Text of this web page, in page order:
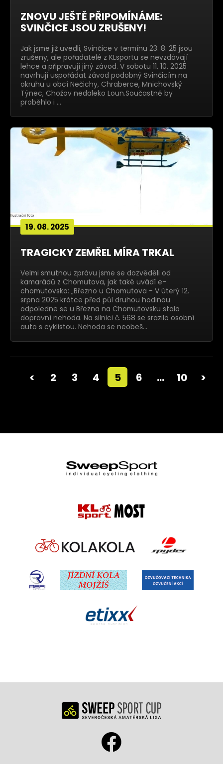
ZNOVU JEŠTĚ PŘIPOMÍNÁME:
SVINČICE JSOU ZRUŠENY!
Jak jsme již uvedli, Svinčice v termínu 23. 8. 25 jsou
zrušeny, ale pořadatelé z KLsportu se nevzdávají
lehce a připravují jiný závod. V sobotu 11. 10. 2025
navrhují uspořádat závod podobný Svinčicím na
okruhu u obcí Nečichy, Chraberce, Mnichovský
Týnec, Chožov nedaleko Loun.Součastně by
proběhlo i …
19. 08. 2025
TRAGICKY ZEMŘEL MÍRA TRKAL
Velmi smutnou zprávu jsme se dozvěděli od
kamarádů z Chomutova, jak také uvádí e-
chomutovsko: „Březno u Chomutova - V úterý 12.
srpna 2025 krátce před půl druhou hodinou
odpoledne se u Března na Chomutovsku stala
dopravní nehoda. Na silnici č. 568 se srazilo osobní
auto s cyklistou. Nehoda se neobeš…
< 2 3 4 5 6 … 10 >